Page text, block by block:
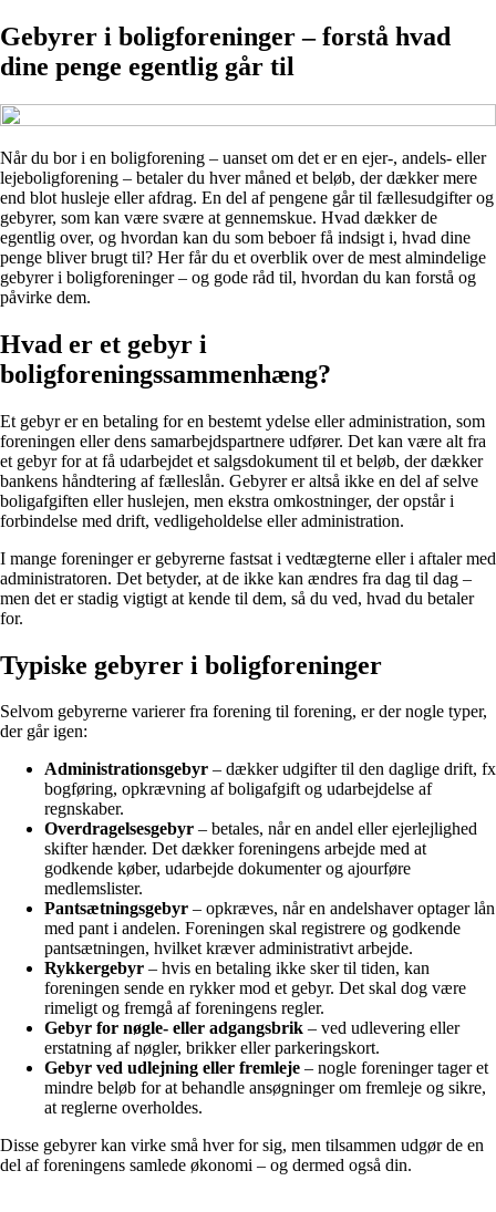
Gebyrer i boligforeninger – forstå hvad
dine penge egentlig går til
Når du bor i en boligforening – uanset om det er en ejer-, andels- eller
lejeboligforening – betaler du hver måned et beløb, der dækker mere
end blot husleje eller afdrag. En del af pengene går til fællesudgifter og
gebyrer, som kan være svære at gennemskue. Hvad dækker de
egentlig over, og hvordan kan du som beboer få indsigt i, hvad dine
penge bliver brugt til? Her får du et overblik over de mest almindelige
gebyrer i boligforeninger – og gode råd til, hvordan du kan forstå og
påvirke dem.
Hvad er et gebyr i
boligforeningssammenhæng?
Et gebyr er en betaling for en bestemt ydelse eller administration, som
foreningen eller dens samarbejdspartnere udfører. Det kan være alt fra
et gebyr for at få udarbejdet et salgsdokument til et beløb, der dækker
bankens håndtering af fælleslån. Gebyrer er altså ikke en del af selve
boligafgiften eller huslejen, men ekstra omkostninger, der opstår i
forbindelse med drift, vedligeholdelse eller administration.
I mange foreninger er gebyrerne fastsat i vedtægterne eller i aftaler med
administratoren. Det betyder, at de ikke kan ændres fra dag til dag –
men det er stadig vigtigt at kende til dem, så du ved, hvad du betaler
for.
Typiske gebyrer i boligforeninger
Selvom gebyrerne varierer fra forening til forening, er der nogle typer,
der går igen:
Administrationsgebyr – dækker udgifter til den daglige drift, fx
bogføring, opkrævning af boligafgift og udarbejdelse af
regnskaber.
Overdragelsesgebyr – betales, når en andel eller ejerlejlighed
skifter hænder. Det dækker foreningens arbejde med at
godkende køber, udarbejde dokumenter og ajourføre
medlemslister.
Pantsætningsgebyr – opkræves, når en andelshaver optager lån
med pant i andelen. Foreningen skal registrere og godkende
pantsætningen, hvilket kræver administrativt arbejde.
Rykkergebyr – hvis en betaling ikke sker til tiden, kan
foreningen sende en rykker mod et gebyr. Det skal dog være
rimeligt og fremgå af foreningens regler.
Gebyr for nøgle- eller adgangsbrik – ved udlevering eller
erstatning af nøgler, brikker eller parkeringskort.
Gebyr ved udlejning eller fremleje – nogle foreninger tager et
mindre beløb for at behandle ansøgninger om fremleje og sikre,
at reglerne overholdes.
Disse gebyrer kan virke små hver for sig, men tilsammen udgør de en
del af foreningens samlede økonomi – og dermed også din.